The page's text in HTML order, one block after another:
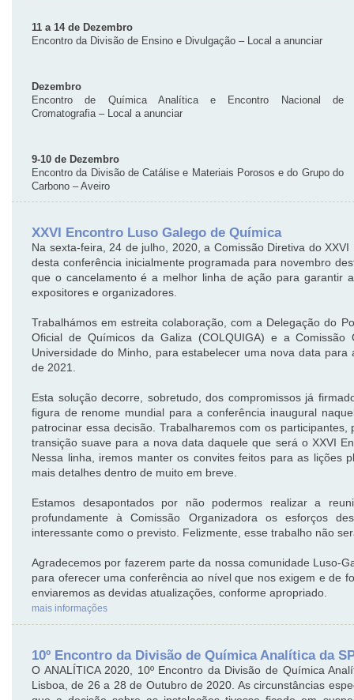
11 a 14 de Dezembro
Encontro da Divisão de Ensino e Divulgação – Local a anunciar
Dezembro
Encontro de Química Analítica e Encontro Nacional de
Cromatografia – Local a anunciar
9-10 de Dezembro
Encontro da Divisão de Catálise e Materiais Porosos e do Grupo do
Carbono – Aveiro
XXVI Encontro Luso Galego de Química
Na sexta-feira, 24 de julho, 2020, a Comissão Diretiva do
desta conferência inicialmente programada para novembro
que o cancelamento é a melhor linha de ação para garantir
expositores e organizadores.
Trabalhámos em estreita colaboração, com a Delegação do
Oficial de Químicos da Galiza (COLQUIGA) e a
Universidade do Minho, para estabelecer uma nova data
de 2021.
Esta solução decorre, sobretudo, dos compromissos já
figura de renome mundial para a conferência inaugural
patrocinar essa decisão. Trabalharemos com os
transição suave para a nova data daquele que será o XXVI
Nessa linha, iremos manter os convites feitos para as lições
mais detalhes dentro de muito em breve.
Estamos desapontados por não podermos realizar a
profundamente à Comissão Organizadora os esforços
interessante como o previsto. Felizmente, esse trabalho não
Agradecemos por fazerem parte da nossa comunidade Luso-
para oferecer uma conferência ao nível que nos exigem e de
enviaremos as devidas atualizações, conforme apropriado.
mais informações
10º Encontro da Divisão de Química Analítica da
O ANALÍTICA 2020, 10º Encontro da Divisão de Química
Lisboa, de 26 a 28 de Outubro de 2020. As circunstâncias